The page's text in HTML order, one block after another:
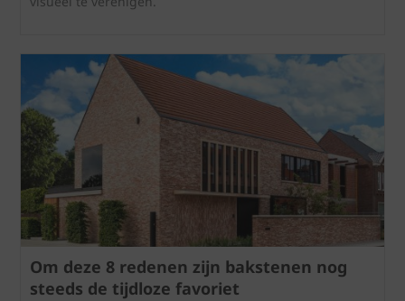
Om deze 8 redenen zijn bakstenen nog
steeds de tijdloze favoriet